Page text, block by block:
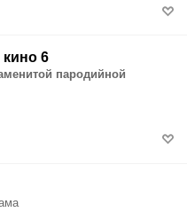
6
пародийной